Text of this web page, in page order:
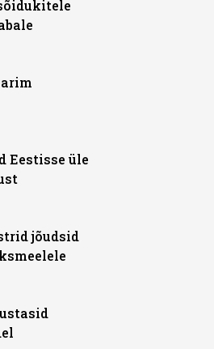
Eestisse üle
jõudsid